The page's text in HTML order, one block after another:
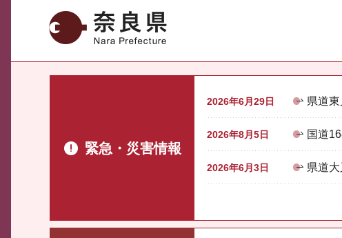
奈良県
緊急・災害情報
2026年6月29日 県道
2026年8月5日 国道
2026年6月3日 県道